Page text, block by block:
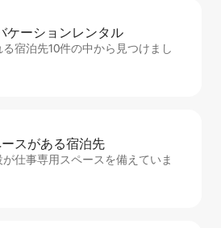
ケ⁠ー⁠シ⁠ョ⁠ンレ⁠ン⁠タ⁠ル
宿泊先10件の中から見つけまし
スがあ⁠る宿⁠泊⁠先
仕事専用スペースを備えていま